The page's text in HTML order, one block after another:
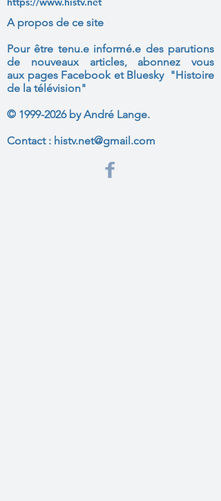
A propos de ce site
Pour être tenu.e informé.e des parutions
de nouveaux articles, abonnez vous
aux pages Facebook et Bluesky "Histoire
de la télévision"
© 1999-2026by André Lange.
Contact : histv.net@gmail.com